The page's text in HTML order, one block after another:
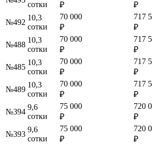
сотки ₽ ₽
№492
10,3
сотки
70 000
₽
717
₽
№488
10,3
сотки
70 000
₽
717
₽
№485
10,3
сотки
70 000
₽
717
₽
№489
10,3
сотки
70 000
₽
717
₽
№394
9,6
сотки
75 000
₽
720
₽
№393
9,6
сотки
75 000
₽
720
₽